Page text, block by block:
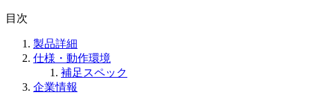
目次
製品詳細
仕様・動作環境
補足スペック
企業情報